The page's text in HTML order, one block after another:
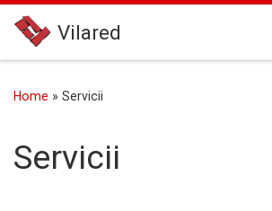
Skip to content
Vilared
Home » Servicii
Servicii